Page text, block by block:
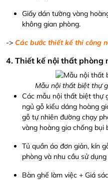
Giấy dán tường vàng
không gian phòng.
-> Các bước thiết kế thi công
4. Thiết kế nội thất phòng
Mẫu nội thất biệt thự
Các mẫu nội thất biệt thự
ngủ gỗ kiểu dáng hoàng
gỗ tự nhiên đường chạy
vàng hoàng gia chống bụi
Tủ quần áo đơn giản, kín
phòng và nhu cầu sử
Bàn ghế làm việc + Giá